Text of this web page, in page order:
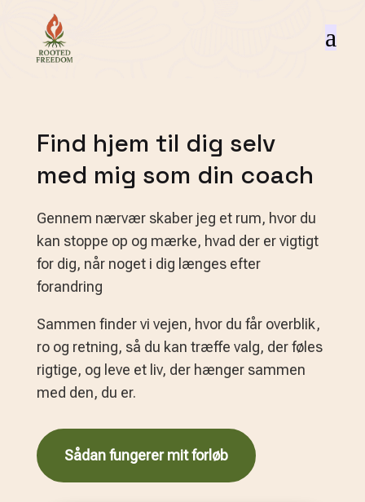
a
Find hjem til dig selv
med mig som din coach
Gennem nærvær skaber jeg et rum, hvor du
kan stoppe op og mærke, hvad der er vigtigt
for dig, når noget i dig længes efter
forandring
Sammen finder vi vejen, hvor du får overblik,
ro og retning, så du kan træffe valg, der føles
rigtige, og leve et liv, der hænger sammen
med den, du er.
Sådan fungerer mit forløb